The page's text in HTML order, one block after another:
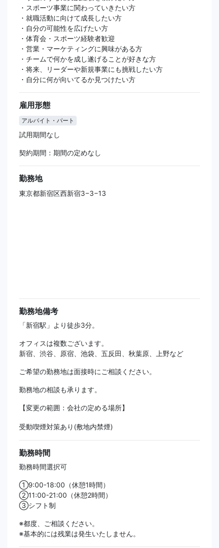
・スポーツ事業に関わっていきたい方
・就職活動に向けて成長したい方
・自分の可能性を広げたい方
・体育会・スポーツ経験者歓迎
・営業・マーケティングに興味がある方
・チームで何かを成し遂げることが好きな方
・将来、リーダーや新規事業にも挑戦したい方
・自分に何が向いてるか見つけたい方
雇用形態
アルバイト・パート
試用期間なし
契約期間：期間の定めなし
勤務地
東京都新宿区西新宿3−3−13
勤務地備考
「新宿駅」より徒歩3分。
オフィスは複数ございます。
新宿、渋谷、原宿、池袋、五反田、秋葉原、上野など
ご希望の勤務地は面接時にご相談ください。
勤務地の相談も承ります。
【変更の範囲：会社の定める場所】
受動喫煙対策あり(敷地内禁煙)
勤務時間
勤務時間選択可
①9:00-18:00（休憩1時間）
②11:00-21:00（休憩2時間）
③シフト制
※都度、ご相談ください。
※基本的には残業は発生いたしません。